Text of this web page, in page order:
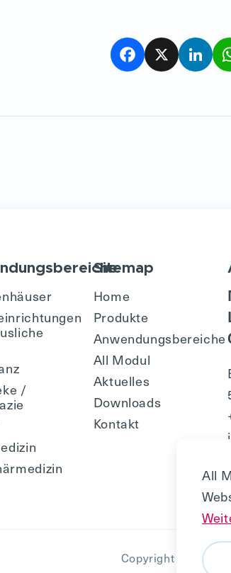
All
Facebook LinkedIn
/
Sitemap
Home
Produkte
Anwendungsbereiche
All Modul
Aktuelles
Downloads
Kontakt
Copyright © 2010 -